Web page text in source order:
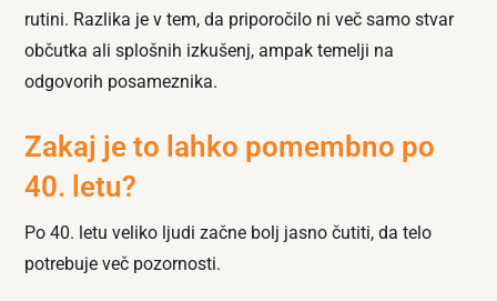
rutini. Razlika je v tem, da priporočilo ni več samo stvar
občutka ali splošnih izkušenj, ampak temelji na
odgovorih posameznika.
Zakaj je to lahko pomembno po
40. letu?
Po 40. letu veliko ljudi začne bolj jasno čutiti, da telo
potrebuje več pozornosti.